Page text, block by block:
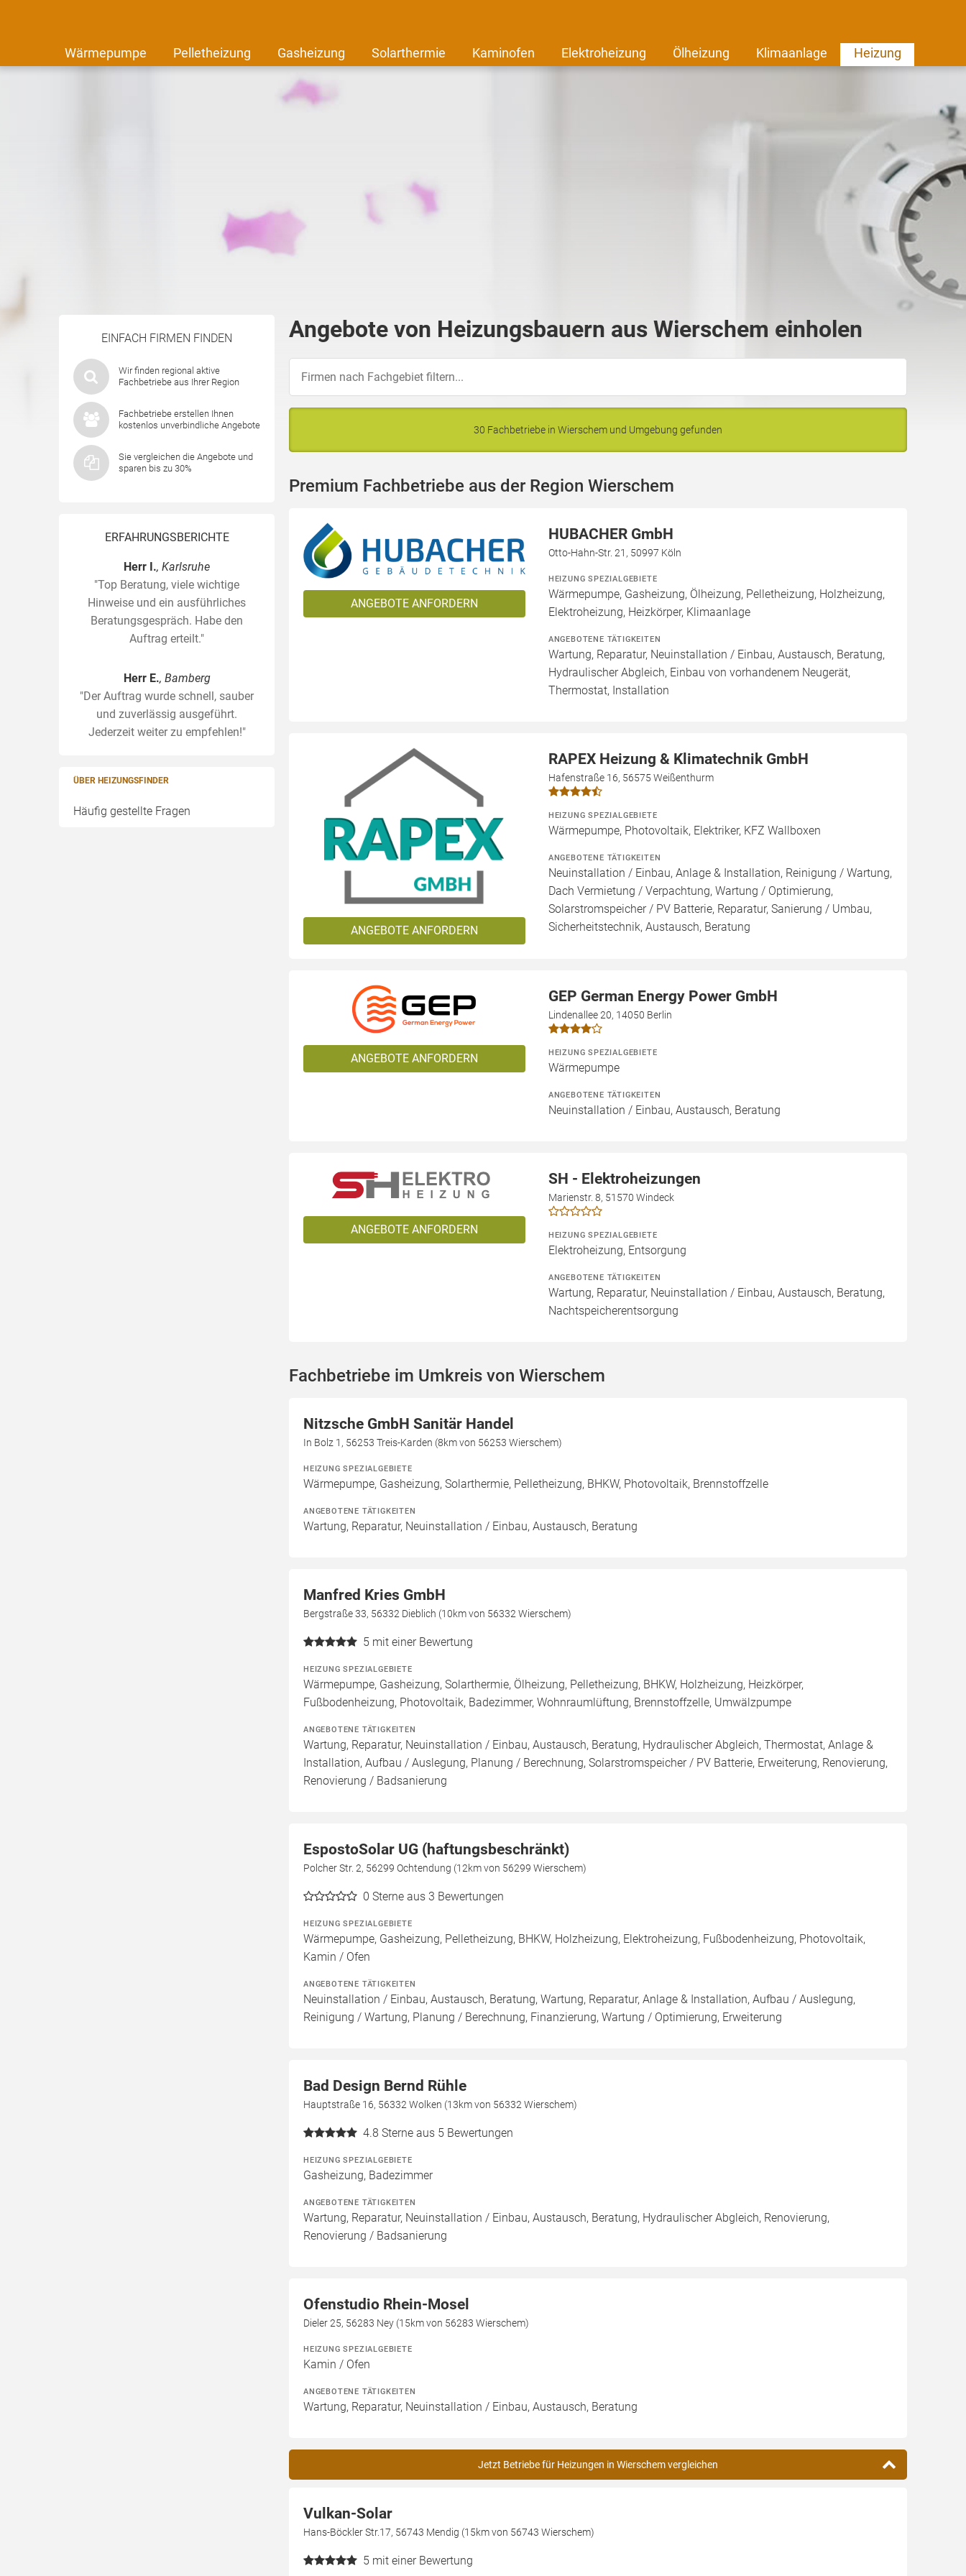
Wärmepumpe Pelletheizung Gasheizung Solarthermie Kaminofen Elektroheizung Ölheizung Klimaanlage Heizung
EINFACH FIRMEN FINDEN
Wir finden regional aktive
Fachbetriebe aus Ihrer Region
Fachbetriebe erstellen Ihnen
kostenlos unverbindliche Angebote
Sie vergleichen die Angebote und
sparen bis zu 30%
ERFAHRUNGSBERICHTE
Herr I., Karlsruhe
"Top Beratung, viele wichtige
Hinweise und ein ausführliches
Beratungsgespräch. Habe den
Auftrag erteilt."
Herr E., Bamberg
"Der Auftrag wurde schnell, sauber
und zuverlässig ausgeführt.
Jederzeit weiter zu empfehlen!"
ÜBER HEIZUNGSFINDER
Häufig gestellte Fragen
Angebote von Heizungsbauern aus Wierschem einholen
30 Fachbetriebe in Wierschem und Umgebung gefunden
Premium Fachbetriebe aus der Region Wierschem
ANGEBOTE ANFORDERN
HUBACHER GmbH
Otto-Hahn-Str. 21, 50997 Köln
HEIZUNG SPEZIALGEBIETE
Wärmepumpe, Gasheizung, Ölheizung, Pelletheizung, Holzheizung,
Elektroheizung, Heizkörper, Klimaanlage
ANGEBOTENE TÄTIGKEITEN
Wartung, Reparatur, Neuinstallation / Einbau, Austausch, Beratung,
Hydraulischer Abgleich, Einbau von vorhandenem Neugerät,
Thermostat, Installation
ANGEBOTE ANFORDERN
RAPEX Heizung & Klimatechnik GmbH
Hafenstraße 16, 56575 Weißenthurm
HEIZUNG SPEZIALGEBIETE
Wärmepumpe, Photovoltaik, Elektriker, KFZ Wallboxen
ANGEBOTENE TÄTIGKEITEN
Neuinstallation / Einbau, Anlage & Installation, Reinigung / Wartung,
Dach Vermietung / Verpachtung, Wartung / Optimierung,
Solarstromspeicher / PV Batterie, Reparatur, Sanierung / Umbau,
Sicherheitstechnik, Austausch, Beratung
ANGEBOTE ANFORDERN
GEP German Energy Power GmbH
Lindenallee 20, 14050 Berlin
HEIZUNG SPEZIALGEBIETE
Wärmepumpe
ANGEBOTENE TÄTIGKEITEN
Neuinstallation / Einbau, Austausch, Beratung
ANGEBOTE ANFORDERN
SH - Elektroheizungen
Marienstr. 8, 51570 Windeck
HEIZUNG SPEZIALGEBIETE
Elektroheizung, Entsorgung
ANGEBOTENE TÄTIGKEITEN
Wartung, Reparatur, Neuinstallation / Einbau, Austausch, Beratung,
Nachtspeicherentsorgung
Fachbetriebe im Umkreis von Wierschem
Nitzsche GmbH Sanitär Handel
In Bolz 1, 56253 Treis-Karden (8km von 56253 Wierschem)
HEIZUNG SPEZIALGEBIETE
Wärmepumpe, Gasheizung, Solarthermie, Pelletheizung, BHKW, Photovoltaik, Brennstoffzelle
ANGEBOTENE TÄTIGKEITEN
Wartung, Reparatur, Neuinstallation / Einbau, Austausch, Beratung
Manfred Kries GmbH
Bergstraße 33, 56332 Dieblich (10km von 56332 Wierschem)
5 mit einer Bewertung
HEIZUNG SPEZIALGEBIETE
Wärmepumpe, Gasheizung, Solarthermie, Ölheizung, Pelletheizung, BHKW, Holzheizung, Heizkörper,
Fußbodenheizung, Photovoltaik, Badezimmer, Wohnraumlüftung, Brennstoffzelle, Umwälzpumpe
ANGEBOTENE TÄTIGKEITEN
Wartung, Reparatur, Neuinstallation / Einbau, Austausch, Beratung, Hydraulischer Abgleich, Thermostat, Anlage &
Installation, Aufbau / Auslegung, Planung / Berechnung, Solarstromspeicher / PV Batterie, Erweiterung, Renovierung,
Renovierung / Badsanierung
EspostoSolar UG (haftungsbeschränkt)
Polcher Str. 2, 56299 Ochtendung (12km von 56299 Wierschem)
0 Sterne aus 3 Bewertungen
HEIZUNG SPEZIALGEBIETE
Wärmepumpe, Gasheizung, Pelletheizung, BHKW, Holzheizung, Elektroheizung, Fußbodenheizung, Photovoltaik,
Kamin / Ofen
ANGEBOTENE TÄTIGKEITEN
Neuinstallation / Einbau, Austausch, Beratung, Wartung, Reparatur, Anlage & Installation, Aufbau / Auslegung,
Reinigung / Wartung, Planung / Berechnung, Finanzierung, Wartung / Optimierung, Erweiterung
Bad Design Bernd Rühle
Hauptstraße 16, 56332 Wolken (13km von 56332 Wierschem)
4.8 Sterne aus 5 Bewertungen
HEIZUNG SPEZIALGEBIETE
Gasheizung, Badezimmer
ANGEBOTENE TÄTIGKEITEN
Wartung, Reparatur, Neuinstallation / Einbau, Austausch, Beratung, Hydraulischer Abgleich, Renovierung,
Renovierung / Badsanierung
Ofenstudio Rhein-Mosel
Dieler 25, 56283 Ney (15km von 56283 Wierschem)
HEIZUNG SPEZIALGEBIETE
Kamin / Ofen
ANGEBOTENE TÄTIGKEITEN
Wartung, Reparatur, Neuinstallation / Einbau, Austausch, Beratung
Jetzt Betriebe für Heizungen in Wierschem vergleichen
Vulkan-Solar
Hans-Böckler Str.17, 56743 Mendig (15km von 56743 Wierschem)
5 mit einer Bewertung